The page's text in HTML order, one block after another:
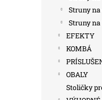
Struny
Struny
EFEKTY
KOMBÁ
OBALY
Stoličky